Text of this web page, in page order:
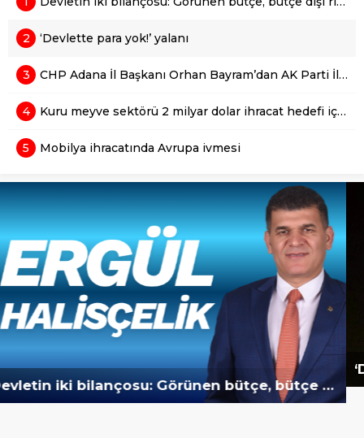
2 ‘Devlette para yok!’ yalanı
3 CHP Adana İl Başkanı Orhan Bayram’dan AK Parti İl Başkanı Mustafa Özkan’a cevap!
4 Kuru meyve sektörü 2 milyar dolar ihracat hedefi için Ankara’dan destek istedi
5 Mobilya ihracatında Avrupa ivmesi
‘Devlette para yok!’ yalanı